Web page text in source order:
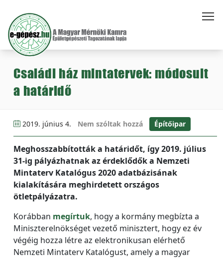
Családi ház mintatervek: módosult
a határidő
2019. június 4. Nem szóltak hozzá Építőipar
Meghosszabbították a határidőt, így 2019. július
31-ig pályázhatnak az érdeklődők a Nemzeti
Mintaterv Katalógus 2020 adatbázisának
kialakítására meghirdetett országos
ötletpályázatra.
Korábban megírtuk, hogy a kormány megbízta a
Miniszterelnökséget vezető minisztert, hogy ez év
végéig hozza létre az elektronikusan elérhető
Nemzeti Mintaterv Katalógust, amely a magyar